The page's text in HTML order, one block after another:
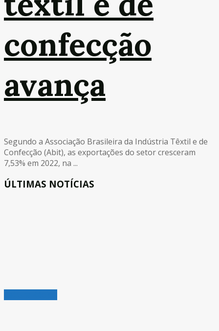
confecção
avança
Segundo a Associação Brasileira da Indústria Têxtil e de
Confecção (Abit), as exportações do setor cresceram
7,53% em 2022, na ...
ÚLTIMAS NOTÍCIAS